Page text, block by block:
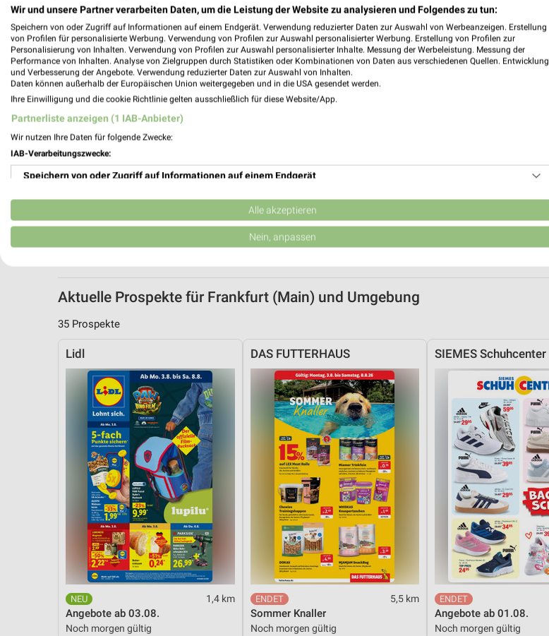
453,81 km
Aktuelle Prospekte für Frankfurt (Main) und Umgebung
35 Prospekte
Lidl
1,4 km
Angebote ab 03.08.
Noch morgen gültig
DAS FUTTERHAUS
5,5 km
Sommer Knaller
Noch morgen gültig
SIEMES Schuhcenter
Angebote ab 01.08.
Noch morgen gültig
Wir und unsere Partner verarbeiten Daten, um die Leistung der Website zu analysieren und Folgendes zu tun:
Speichern von oder Zugriff auf Informationen auf einem Endgerät. Verwendung reduzierter Daten zur Auswahl von Werbeanzeigen. Erstellung
von Profilen für personalisierte Werbung. Verwendung von Profilen zur Auswahl personalisierter Werbung. Erstellung von Profilen zur
Personalisierung von Inhalten. Verwendung von Profilen zur Auswahl personalisierter Inhalte. Messung der Werbeleistung. Messung der
Performance von Inhalten. Analyse von Zielgruppen durch Statistiken oder Kombinationen von Daten aus verschiedenen Quellen. Entwicklung
und Verbesserung der Angebote. Verwendung reduzierter Daten zur Auswahl von Inhalten.
Daten können außerhalb der Europäischen Union weitergegeben und in die USA gesendet werden.
Ihre Einwilligung und die cookie Richtlinie gelten ausschließlich für diese Website/App.
Partnerliste anzeigen (1 IAB-Anbieter)
Wir nutzen Ihre Daten für folgende Zwecke:
IAB-Verarbeitungszwecke:
Speichern von oder Zugriff auf Informationen auf einem Endgerät
Verwendung reduzierter Daten zur Auswahl von Werbeanzeigen
Erstellung von Profilen für personalisierte Werbung
Erstellung von Profilen zur Personalisierung von Inhalten
Verwendung von Profilen zur Auswahl personalisierter Inhalte
Messung der Werbeleistung
Messung der Performance von Inhalten
Analyse von Zielgruppen durch Statistiken oder Kombinationen von Daten aus verschiedenen
Entwicklung und Verbesserung der Angebote
Verwendung reduzierter Daten zur Auswahl von Inhalten
Verwendung genauer Standortdaten
Geräte anhand von aktiv angeforderten Informationen identifizieren
Nicht-IAB-Verarbeitungszwecke:
Notwendig
Performance
Alle akzeptieren
Nein, anpassen